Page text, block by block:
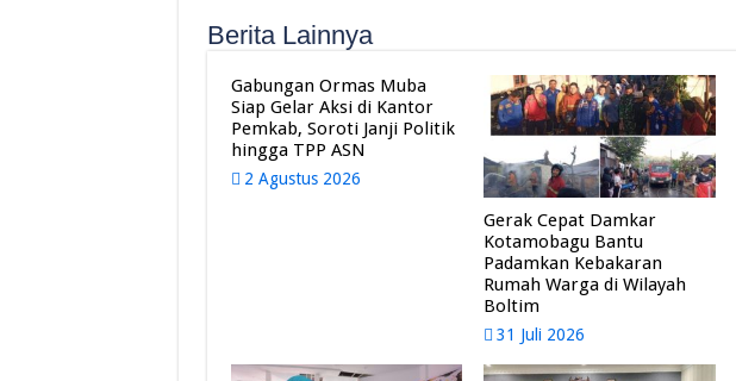
Berita Lainnya
Gabungan Ormas Muba
Siap Gelar Aksi di Kantor
Pemkab, Soroti Janji Politik
hingga TPP ASN
2 Agustus 2026
Gerak Cepat Damkar
Kotamobagu Bantu
Padamkan Kebakaran
Rumah Warga di Wilayah
Boltim
31 Juli 2026